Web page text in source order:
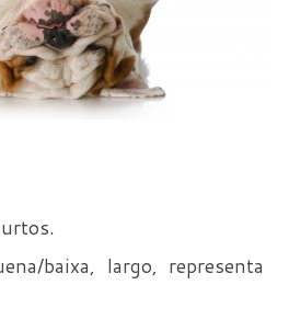
baixa, largo, representa